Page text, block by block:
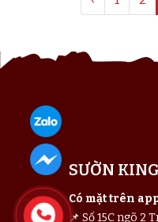
SƯỜN
Có mặt trên
📌 Số 15C ngõ 2